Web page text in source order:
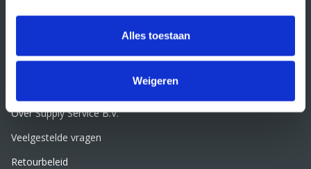
Alles toestaan
Weigeren
KvK nummer: 66384737
BTW nummer: NL856526605B01
Klantenservice
Over Supply Service B.V.
Veelgestelde vragen
Retourbeleid